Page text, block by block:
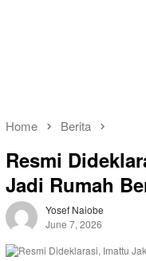
Home Berita
Resmi
Jadi Rumah
Yosef Naiobe
June 7, 2026